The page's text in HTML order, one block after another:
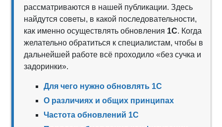
рассматриваются в нашей публикации. Здесь
найдутся советы, в какой последовательности,
как именно осуществлять обновления 1С. Когда
желательно обратиться к специалистам, чтобы в
дальнейшей работе всё проходило «без сучка и
задоринки».
Для чего нужно обновлять 1С
О различиях и общих принципах
Частота обновлений 1С